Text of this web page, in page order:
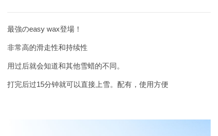
最強のeasy wax登場！
非常高的滑走性和持续性
用过后就会知道和其他雪蜡的不同。
打完后过15分钟就可以直接上雪。配有，使用方便